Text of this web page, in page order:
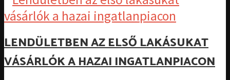
LENDÜLETBEN AZ ELSŐ LAKÁSUKAT
VÁSÁRLÓK A HAZAI INGATLANPIACON